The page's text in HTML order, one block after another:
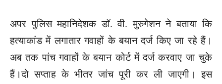
अपर पुलिस महानिदेशक डॉ. वी. मुरुगेशन ने बताया कि
हत्याकांड में लगातार गवाहों के बयान दर्ज किए जा रहे हैं।
अब तक पांच गवाहों के बयान कोर्ट में दर्ज करवाए जा चुके
हैं।दो सप्ताह के भीतर जांच पूरी कर ली जाएगी। इस